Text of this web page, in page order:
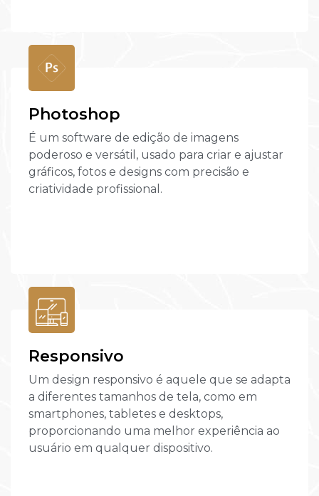
Photoshop
É um software de edição de imagens
poderoso e versátil, usado para criar e ajustar
gráficos, fotos e designs com precisão e
criatividade profissional.
Responsivo
Um design responsivo é aquele que se adapta
a diferentes tamanhos de tela, como em
smartphones, tabletes e desktops,
proporcionando uma melhor experiência ao
usuário em qualquer dispositivo.